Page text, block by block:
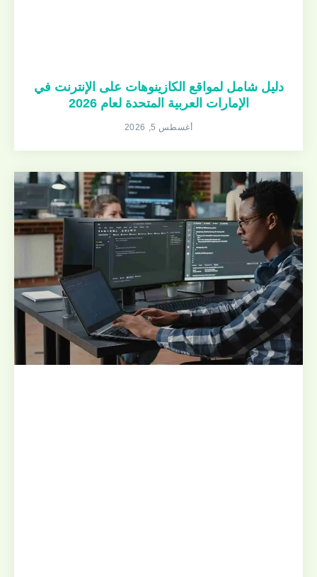
دليل شامل لمواقع الكازينوهات على الإنترنت في
الإمارات العربية المتحدة لعام 2026
أغسطس 5, 2026